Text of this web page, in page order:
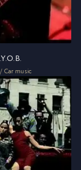
Car music